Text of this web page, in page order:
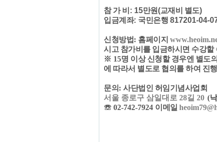
참 가 비 : 15만원(교재비 별도)
입금계좌: 국민은행 817201-04-
신청방법: 홈페이지
시고 참가비를 입금하시면 수강
※ 15명 이상 신청할 경우엔 별도
에 따라서 별도로 협의를 하여 진
문의 :사단법인 허임기념사업회
서울 종로구 삼일대로 28길 20 (
☏ 02-742-7924 이메일